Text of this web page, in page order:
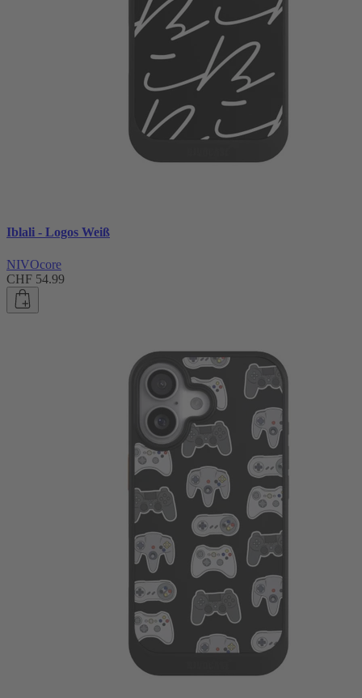
Iblali - Logos Weiß
NIVOcore
CHF 54.99